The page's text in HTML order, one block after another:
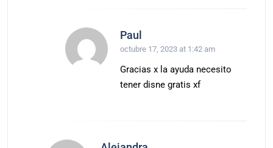
Paul
octubre 17, 2023 at 1:42 am
Gracias x la ayuda necesito
tener disne gratis xf